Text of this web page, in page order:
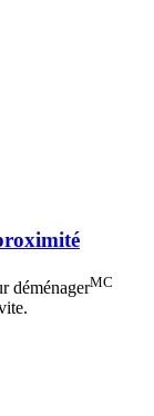
déménagerMC